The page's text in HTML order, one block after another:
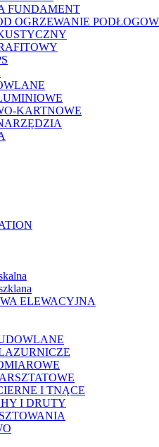
FUNDAMENT
OGRZEWANIE
KARTNOWE
ELEWACYJNA
I TNĄCE
I DRUTY